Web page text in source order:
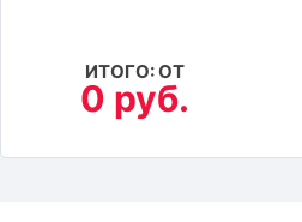
ИТОГО: ОТ
0 руб.